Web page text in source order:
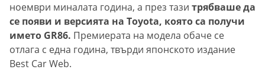
ноември миналата година, а през тази трябваше да
се появи и версията на Toyota, която са получи
името GR86. Премиерата на модела обаче се
отлага с една година, твърди японското издание
Best Car Web.